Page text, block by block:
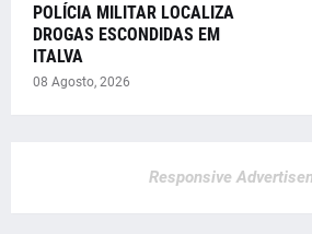
POLÍCIA MILITAR LOCALIZA
DROGAS ESCONDIDAS EM
ITALVA
08 Agosto, 2026
Responsive